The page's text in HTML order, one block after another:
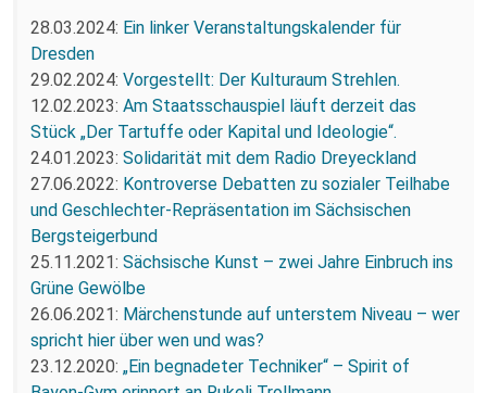
28.03.2024: Ein linker Veranstaltungskalender für
Dresden
29.02.2024: Vorgestellt: Der Kulturaum Strehlen.
12.02.2023: Am Staatsschauspiel läuft derzeit das
Stück „Der Tartuffe oder Kapital und Ideologie“.
24.01.2023: Solidarität mit dem Radio Dreyeckland
27.06.2022: Kontroverse Debatten zu sozialer Teilhabe
und Geschlechter-Repräsentation im Sächsischen
Bergsteigerbund
25.11.2021: Sächsische Kunst – zwei Jahre Einbruch ins
Grüne Gewölbe
26.06.2021: Märchenstunde auf unterstem Niveau – wer
spricht hier über wen und was?
23.12.2020: „Ein begnadeter Techniker“ – Spirit of